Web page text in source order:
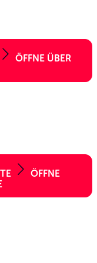
ÖFFNE ÜBER
ÖFFNE